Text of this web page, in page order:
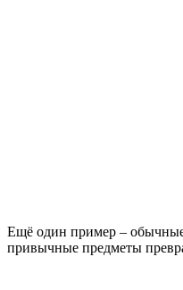
Ещё один пример – обычные
привычные предметы